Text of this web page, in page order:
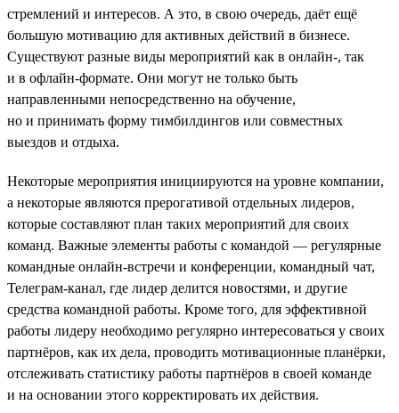
стремлений и интересов. А это, в свою очередь, даёт ещё
большую мотивацию для активных действий в бизнесе.
Существуют разные виды мероприятий как в онлайн-, так
и в офлайн-формате. Они могут не только быть
направленными непосредственно на обучение,
но и принимать форму тимбилдингов или совместных
выездов и отдыха.
Некоторые мероприятия инициируются на уровне компании,
а некоторые являются прерогативой отдельных лидеров,
которые составляют план таких мероприятий для своих
команд. Важные элементы работы с командой — регулярные
командные онлайн-встречи и конференции, командный чат,
Телеграм-канал, где лидер делится новостями, и другие
средства командной работы. Кроме того, для эффективной
работы лидеру необходимо регулярно интересоваться у своих
партнёров, как их дела, проводить мотивационные планёрки,
отслеживать статистику работы партнёров в своей команде
и на основании этого корректировать их действия.